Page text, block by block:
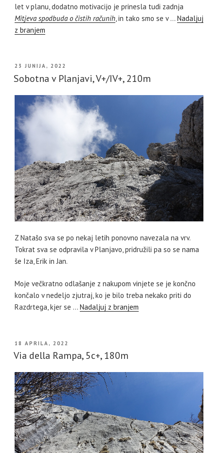
let v planu, dodatno motivacijo je prinesla tudi zadnja
Mitjeva spodbuda o čistih računih , in tako smo se v … Nadaljuj
z branjem
OBJAVLJENO
DNE
23 JUNIJA, 2022
Sobotna v Planjavi, V+/IV+, 210m
Z Natašo sva se po nekaj letih ponovno navezala na vrv.
Tokrat sva se odpravila v Planjavo, pridružili pa so se nama
še Iza, Erik in Jan.
Moje večkratno odlašanje z nakupom vinjete se je končno
končalo v nedeljo zjutraj, ko je bilo treba nekako priti do
Razdrtega, kjer se … Nadaljuj z branjem
OBJAVLJENO
DNE
18 APRILA, 2022
Via della Rampa, 5c+, 180m